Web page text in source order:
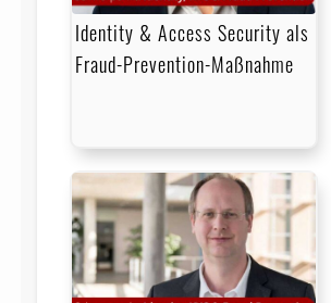
Identity & Access Security als
Fraud-Prevention-Maßnahme